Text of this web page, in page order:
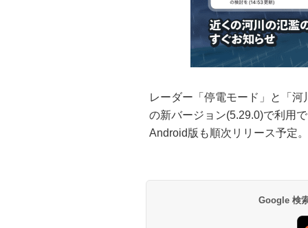
レーダー「停電モード」と「
の新バージョン(5.29.0)で利用
Android版も順次リリース予定。
Google 検